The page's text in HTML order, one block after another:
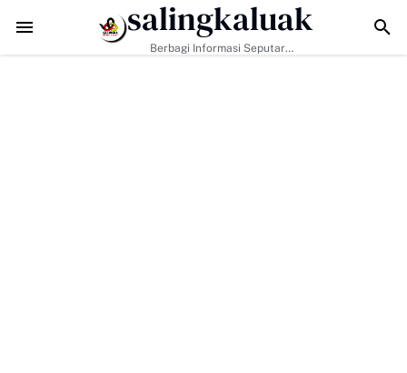
TMMD ke-129 Tak Hanya Bangun Jalan, Bekali Warga Buluh
salingkaluak
Berbagi Informasi Seputar